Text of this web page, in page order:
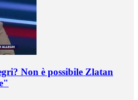
Non è possibile Zlatan